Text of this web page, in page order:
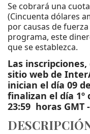
Se cobrará una
(Cincuenta dólares
por causas de
programa, este
que se establezca.
Las
sitio web de
inician el día 09
finalizan el día 1º
23:59 horas GMT